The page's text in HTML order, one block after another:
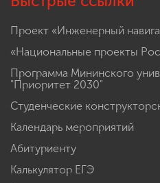
Проект «Инженерный
«Национальные проекты
Программа Мининского
"Приоритет 2030"
Студенческие
Календарь мероприятий
Абитуриенту
Калькулятор ЕГЭ